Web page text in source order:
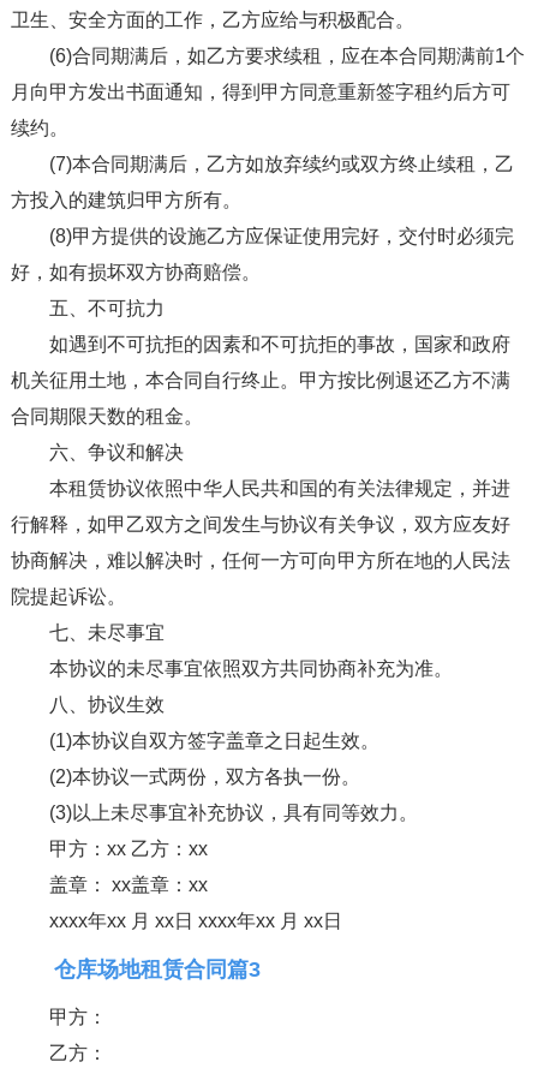
卫生、安全方面的工作，乙方应给与积极配合。
(6)合同期满后，如乙方要求续租，应在本合同期满前1个
月向甲方发出书面通知，得到甲方同意重新签字租约后方可
续约。
(7)本合同期满后，乙方如放弃续约或双方终止续租，乙
方投入的建筑归甲方所有。
(8)甲方提供的设施乙方应保证使用完好，交付时必须完
好，如有损坏双方协商赔偿。
五、不可抗力
如遇到不可抗拒的因素和不可抗拒的事故，国家和政府
机关征用土地，本合同自行终止。甲方按比例退还乙方不满
合同期限天数的租金。
六、争议和解决
本租赁协议依照中华人民共和国的有关法律规定，并进
行解释，如甲乙双方之间发生与协议有关争议，双方应友好
协商解决，难以解决时，任何一方可向甲方所在地的人民法
院提起诉讼。
七、未尽事宜
本协议的未尽事宜依照双方共同协商补充为准。
八、协议生效
(1)本协议自双方签字盖章之日起生效。
(2)本协议一式两份，双方各执一份。
(3)以上未尽事宜补充协议，具有同等效力。
甲方：xx 乙方：xx
盖章： xx盖章：xx
xxxx年xx 月 xx日 xxxx年xx 月 xx日
仓库场地租赁合同篇3
甲方：
乙方：